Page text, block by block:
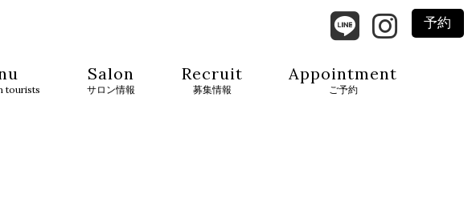
tourists
Salon
サロン情報
Recruit
募集情報
Appointment
ご予約
予約